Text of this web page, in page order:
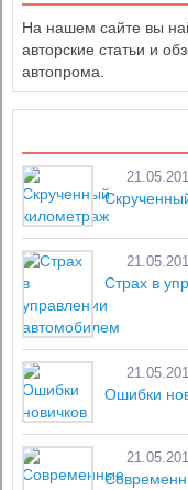
На нашем сайте вы
авторские статьи и
автопрома.
Страх в
Ошибки